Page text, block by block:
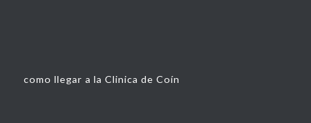
como llegar a la Clinica de Coín